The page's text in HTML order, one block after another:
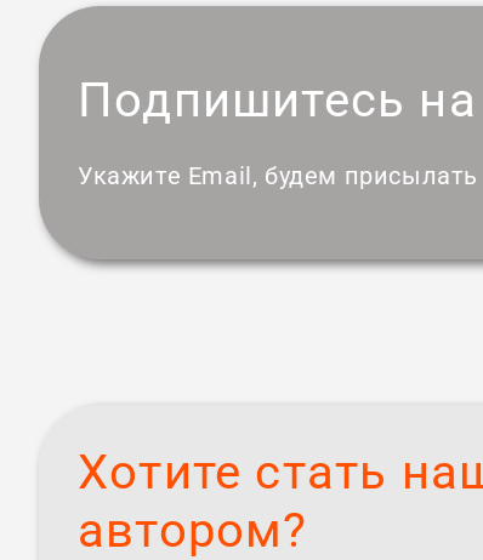
Подпишитесь
Укажите Email, будем
Хотите стать
автором?